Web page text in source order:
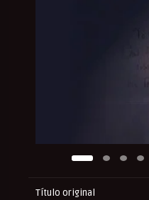
Título original